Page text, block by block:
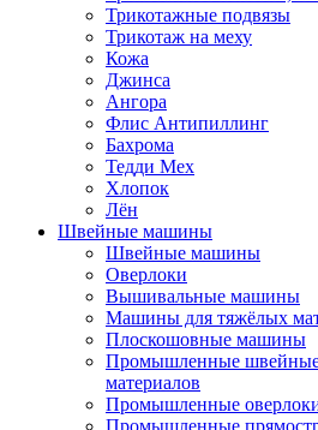
Трикотажные подвязы
Трикотаж на меху
Кожа
Джинса
Ангора
Флис Антипиллинг
Бахрома
Тедди Мех
Хлопок
Лён
Швейные машины
Швейные машины
Оверлоки
Вышивальные машины
Машины для тяжёлых
Плоскошовные машины
Промышленные
материалов
Промышленные
Промышленные